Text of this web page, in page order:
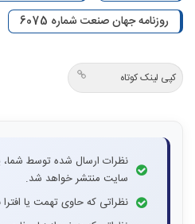
روزنامه جهان صنعت شماره 6075
کپی لینک کوتاه
نظرات ارسال شده توسط
سایت منتشر خواهد شد.
نظراتی که حاوی تهمت یا